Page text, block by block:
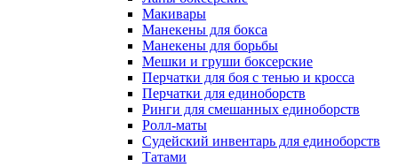
Макивары
Манекены для бокса
Манекены для борьбы
Мешки и груши боксерские
Перчатки для боя с тенью и кросса
Перчатки для единоборств
Ринги для смешанных единоборств
Ролл-маты
Судейский инвентарь для единоборств
Татами